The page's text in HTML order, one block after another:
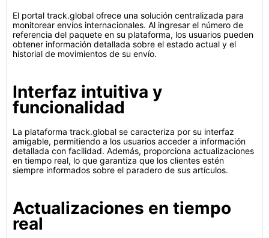
El portal track.global ofrece una solución centralizada para
monitorear envíos internacionales. Al ingresar el número de
referencia del paquete en su plataforma, los usuarios pueden
obtener información detallada sobre el estado actual y el
historial de movimientos de su envío.
Interfaz intuitiva y
funcionalidad
La plataforma track.global se caracteriza por su interfaz
amigable, permitiendo a los usuarios acceder a información
detallada con facilidad. Además, proporciona actualizaciones
en tiempo real, lo que garantiza que los clientes estén
siempre informados sobre el paradero de sus artículos.
Actualizaciones en tiempo
real